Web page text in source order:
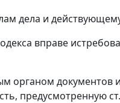
дела и
вправе
органом
предусмотренную